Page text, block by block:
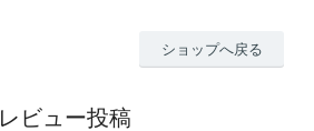
ショップへ戻る
レビュー投稿